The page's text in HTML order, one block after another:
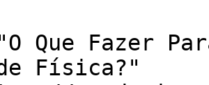
Que Fazer
Física?"